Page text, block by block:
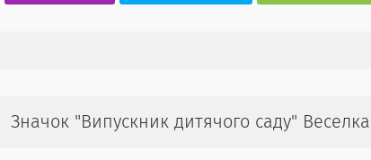
Значок "Випускник дитячого саду" Веселка